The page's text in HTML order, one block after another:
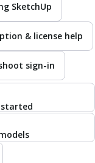
SketchUp
& license help
sign-in